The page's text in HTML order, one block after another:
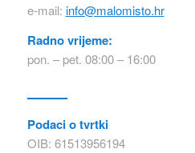
e-mail: info@malomisto.hr
Radno vrijeme:
pon. – pet. 08:00 – 16:00
Podaci o tvrtki
OIB: 61513956194